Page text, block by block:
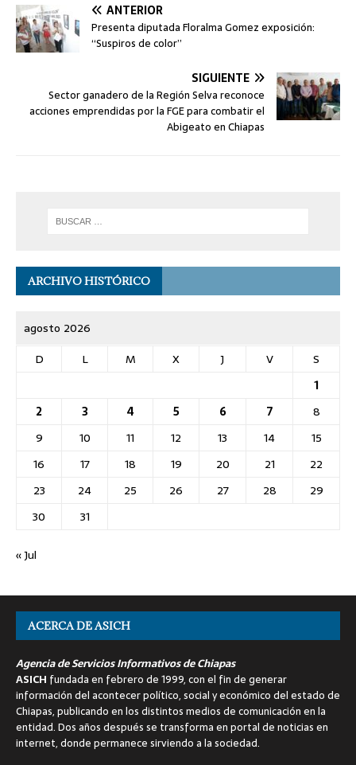
ANTERIOR
Presenta diputada Floralma Gomez exposición:
“Suspiros de color”
SIGUIENTE
Sector ganadero de la Región Selva reconoce
acciones emprendidas por la FGE para combatir el
Abigeato en Chiapas
ARCHIVO HISTÓRICO
agosto 2026
D
L M X J V
S
1
2
3 4 5 6 7
8
9
10 11 12 13 14
15
16
17 18 19 20 21
22
23
24 25 26 27 28
29
30
31
« Jul
ACERCA DE ASICH
Agencia de Servicios Informativos de Chiapas
ASICH fundada en febrero de 1999, con el fin de generar
información del acontecer político, social y económico del estado de
Chiapas, publicando en los distintos medios de comunicación en la
entidad. Dos años después se transforma en portal de noticias en
internet, donde permanece sirviendo a la sociedad.